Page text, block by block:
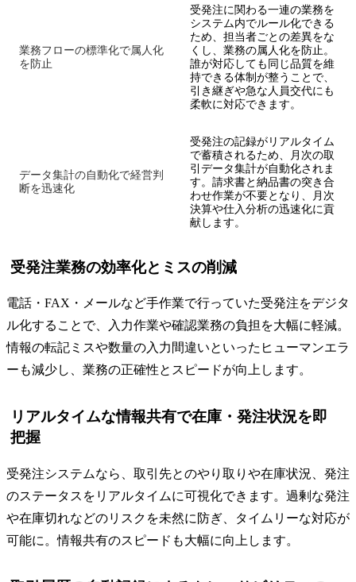
業務フローの標準化で属人化
を防止
受発注に関わる一連の業務を
システム内でルール化できる
ため、担当者ごとの差異をな
くし、業務の属人化を防止。
誰が対応しても同じ品質を維
持できる体制が整うことで、
引き継ぎや急な人員交代にも
柔軟に対応できます。
データ集計の自動化で経営判
断を迅速化
受発注の記録がリアルタイム
で蓄積されるため、月次の取
引データ集計が自動化されま
す。請求書と納品書の突き合
わせ作業が不要となり、月次
決算や仕入分析の迅速化に貢
献します。
受発注業務の効率化とミスの削減
電話・FAX・メールなど手作業で行っていた受発注をデジタ
ル化することで、入力作業や確認業務の負担を大幅に軽減。
情報の転記ミスや数量の入力間違いといったヒューマンエラ
ーも減少し、業務の正確性とスピードが向上します。
リアルタイムな情報共有で在庫・発注状況を即
把握
受発注システムなら、取引先とのやり取りや在庫状況、発注
のステータスをリアルタイムに可視化できます。過剰な発注
や在庫切れなどのリスクを未然に防ぎ、タイムリーな対応が
可能に。情報共有のスピードも大幅に向上します。